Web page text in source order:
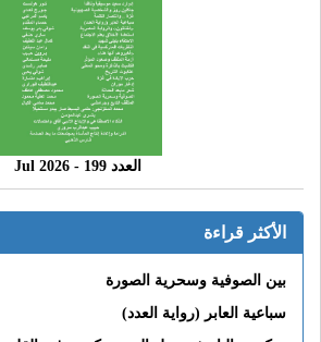
العدد 199 - 2026 Jul
الأكثر قراءة
بين الصوفية وسحرية الصورة
سباعية العابر (رواية العدد)